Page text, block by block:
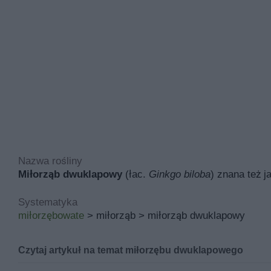
Nazwa rośliny
Miłorząb dwuklapowy (łac. Ginkgo biloba) znana też
Systematyka
miłorzębowate > miłorząb > miłorząb dwuklapowy
Czytaj artykuł na temat miłorzębu dwuklapowego